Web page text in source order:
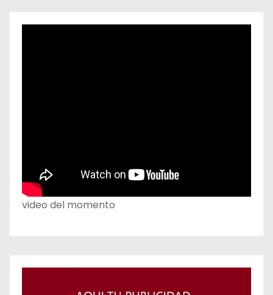
video del momento